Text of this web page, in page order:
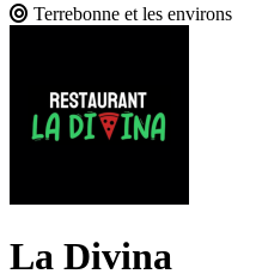
Terrebonne et les environs
La Divina